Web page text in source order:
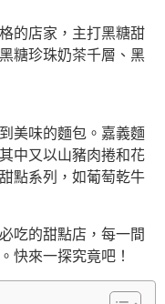
的店家，主打黑糖甜
糖珍珠奶茶千層、黑
美味的麵包。嘉義麵
中又以山豬肉捲和花
點系列，如葡萄乾牛
吃的甜點店，每一間
快來一探究竟吧！